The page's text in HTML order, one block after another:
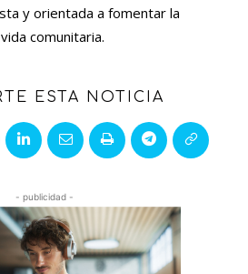
y orientada a fomentar la
comunitaria.
ESTA NOTICIA
- publicidad -